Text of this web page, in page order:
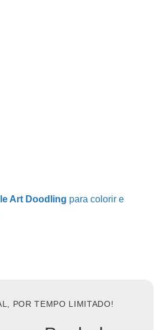
Art Doodling para colorir e
POR TEMPO LIMITADO!